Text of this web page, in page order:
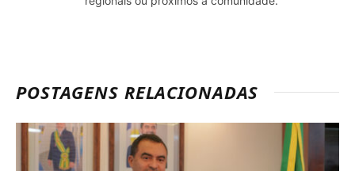
POSTAGENS RELACIONADAS